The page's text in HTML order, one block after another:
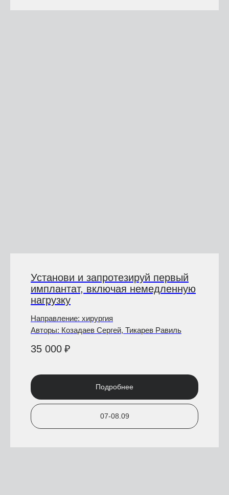
Установи и запротезируй первый
имплантат, включая немедленную
нагрузку
Направление: хирургия
Авторы: Козадаев Сергей, Тикарев Равиль
35 000 ₽
Подробнее
07-08.09